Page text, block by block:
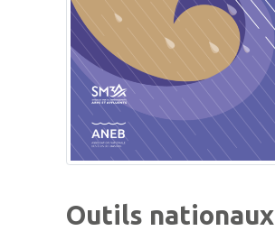
Outils nationaux